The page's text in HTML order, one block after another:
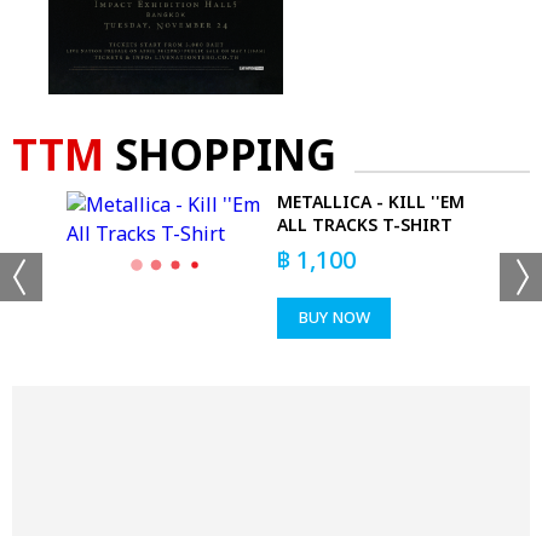
TTM SHOPPING
METALLICA - KILL ''EM
ALL TRACKS T-SHIRT
฿ 1,100
BUY NOW